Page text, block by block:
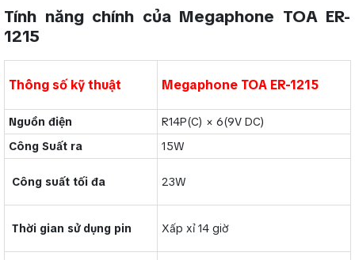
Tính năng chính của Megaphone TOA ER-
1215
Thông số kỹ thuật Megaphone TOA ER-1215
Nguồn điện
R14P(C) × 6(9V DC)
Công Suất ra
15W
Công suất tối đa 23W
Thời gian sử dụng pin Xấp xỉ 14 giờ